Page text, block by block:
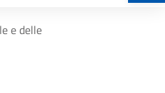
e delle